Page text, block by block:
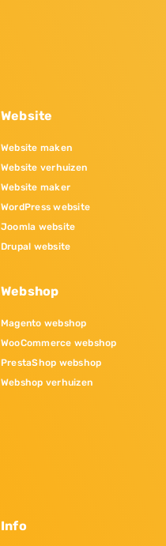
Website
Website maken
Website verhuizen
Website maker
WordPress website
Joomla website
Drupal website
Webshop
Magento webshop
WooCommerce webshop
PrestaShop webshop
Webshop verhuizen
Info